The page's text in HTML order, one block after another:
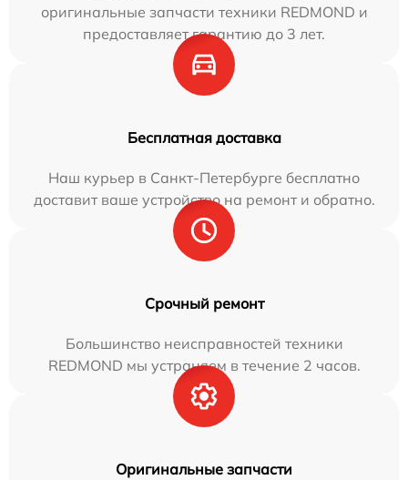
оригинальные запчасти техники REDMOND и
предоставляет гарантию до 3 лет.
Бесплатная доставка
Наш курьер в Санкт-Петербурге бесплатно
доставит ваше устройство на ремонт и обратно.
Срочный ремонт
Большинство неисправностей техники
REDMOND мы устраняем в течение 2 часов.
Оригинальные запчасти